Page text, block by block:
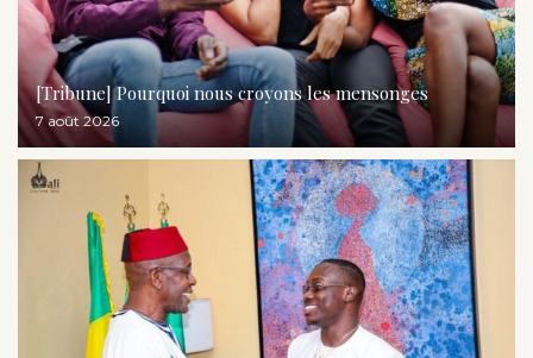
[Tribune] Pourquoi nous croyons les mensonges
7 août 2026